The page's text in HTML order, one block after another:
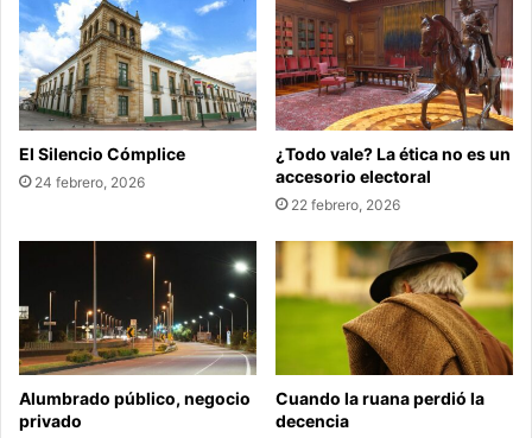
El Silencio Cómplice
24 febrero, 2026
¿Todo vale? La ética no es un
accesorio electoral
22 febrero, 2026
Alumbrado público, negocio
privado
Cuando la ruana perdió la
decencia